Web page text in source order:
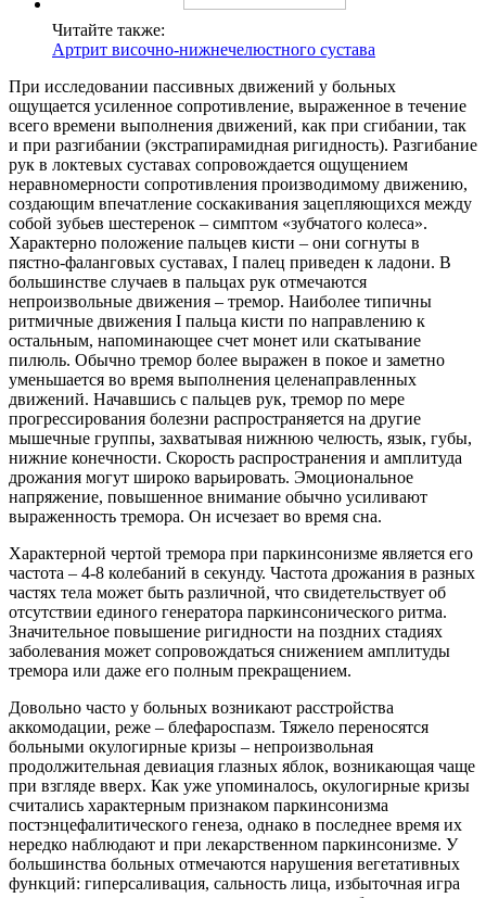
Читайте также:
Артрит височно-нижнечелюстного сустава
При исследовании пассивных движений у больных
ощущается усиленное сопротивление, выраженное в течение
всего времени выполнения движений, как при сгибании, так
и при разгибании (экстрапирамидная ригидность). Разгибание
рук в локтевых суставах сопровождается ощущением
неравномерности сопротивления производимому движению,
создающим впечатление соскакивания зацепляющихся между
собой зубьев шестеренок – симптом «зубчатого колеса».
Характерно положение пальцев кисти – они согнуты в
пястно-фаланговых суставах, I палец приведен к ладони. В
большинстве случаев в пальцах рук отмечаются
непроизвольные движения – тремор. Наиболее типичны
ритмичные движения I пальца кисти по направлению к
остальным, напоминающее счет монет или скатывание
пилюль. Обычно тремор более выражен в покое и заметно
уменьшается во время выполнения целенаправленных
движений. Начавшись с пальцев рук, тремор по мере
прогрессирования болезни распространяется на другие
мышечные группы, захватывая нижнюю челюсть, язык, губы,
нижние конечности. Скорость распространения и амплитуда
дрожания могут широко варьировать. Эмоциональное
напряжение, повышенное внимание обычно усиливают
выраженность тремора. Он исчезает во время сна.
Характерной чертой тремора при паркинсонизме является его
частота – 4-8 колебаний в секунду. Частота дрожания в разных
частях тела может быть различной, что свидетельствует об
отсутствии единого генератора паркинсонического ритма.
Значительное повышение ригидности на поздних стадиях
заболевания может сопровождаться снижением амплитуды
тремора или даже его полным прекращением.
Довольно часто у больных возникают расстройства
аккомодации, реже – блефароспазм. Тяжело переносятся
больными окулогирные кризы – непроизвольная
продолжительная девиация глазных яблок, возникающая чаще
при взгляде вверх. Как уже упоминалось, окулогирные кризы
считались характерным признаком паркинсонизма
постэнцефалитического генеза, однако в последнее время их
нередко наблюдают и при лекарственном паркинсонизме. У
большинства больных отмечаются нарушения вегетативных
функций: гиперсаливация, сальность лица, избыточная игра